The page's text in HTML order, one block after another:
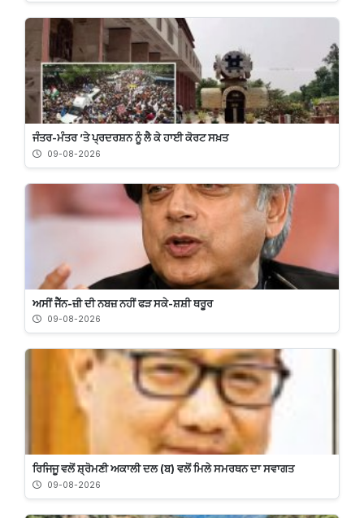
ਜੰਤਰ-ਮੰਤਰ ’ਤੇ ਪ੍ਰਦਰਸ਼ਨ ਨੂੰ ਲੈ ਕੇ ਹਾਈ ਕੋਰਟ ਸਖ਼ਤ
09-08-2026
ਅਸੀਂ ਜੈੱਨ-ਜ਼ੀ ਦੀ ਨਬਜ਼ ਨਹੀਂ ਫੜ ਸਕੇ-ਸ਼ਸ਼ੀ ਥਰੂਰ
09-08-2026
ਰਿਜਿਜੂ ਵਲੋਂ ਸ਼੍ਰੋਮਣੀ ਅਕਾਲੀ ਦਲ (ਬ) ਵਲੋਂ ਮਿਲੇ ਸਮਰਥਨ ਦਾ ਸਵਾਗਤ
09-08-2026